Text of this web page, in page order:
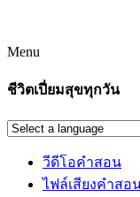
Menu
ชีวิตเปี่ยมสุขทุกวัน
วีดีโอคำสอน
ไฟล์เสียงคำสอ